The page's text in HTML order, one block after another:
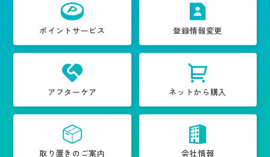
ポイントサービス 登録情報変更
アフターケア ネットから購入
取り置きのご案内 会社情報